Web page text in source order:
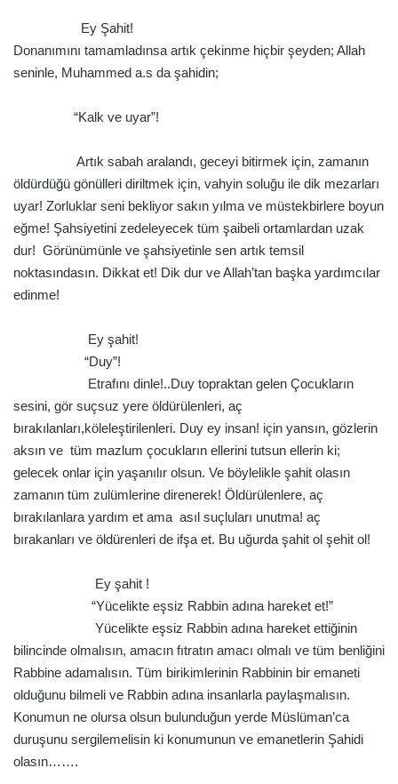
Ey Şahit!
Donanımını tamamladınsa artık çekinme hiçbir şeyden; Allah
seninle, Muhammed a.s da şahidin;
“Kalk ve uyar”!
Artık sabah aralandı, geceyi bitirmek için, zamanın
öldürdüğü gönülleri diriltmek için, vahyin soluğu ile dik mezarları
uyar! Zorluklar seni bekliyor sakın yılma ve müstekbirlere boyun
eğme! Şahsiyetini zedeleyecek tüm şaibeli ortamlardan uzak
dur! Görünümünle ve şahsiyetinle sen artık temsil
noktasındasın. Dikkat et! Dik dur ve Allah’tan başka yardımcılar
edinme!
Ey şahit!
“Duy”!
Etrafını dinle!..Duy topraktan gelen Çocukların
sesini, gör suçsuz yere öldürülenleri, aç
bırakılanları,köleleştirilenleri. Duy ey insan! için yansın, gözlerin
aksın ve tüm mazlum çocukların ellerini tutsun ellerin ki;
gelecek onlar için yaşanılır olsun. Ve böylelikle şahit olasın
zamanın tüm zulümlerine direnerek! Öldürülenlere, aç
bırakılanlara yardım et ama asıl suçluları unutma! aç
bırakanları ve öldürenleri de ifşa et. Bu uğurda şahit ol şehit ol!
Ey şahit !
“Yücelikte eşsiz Rabbin adına hareket et!”
Yücelikte eşsiz Rabbin adına hareket ettiğinin
bilincinde olmalısın, amacın fıtratın amacı olmalı ve tüm benliğini
Rabbine adamalısın. Tüm birikimlerinin Rabbinin bir emaneti
olduğunu bilmeli ve Rabbin adına insanlarla paylaşmalısın.
Konumun ne olursa olsun bulunduğun yerde Müslüman’ca
duruşunu sergilemelisin ki konumunun ve emanetlerin Şahidi
olasın…….